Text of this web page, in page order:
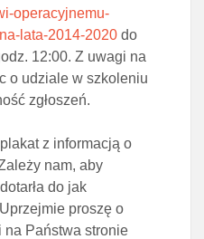
operacyjnemu-
lata-2014-2020 do
12:00. Z uwagi na
o udziale w szkoleniu
zgłoszeń.
z informacją o
nam, aby
do jak
proszę o
na Państwa stronie